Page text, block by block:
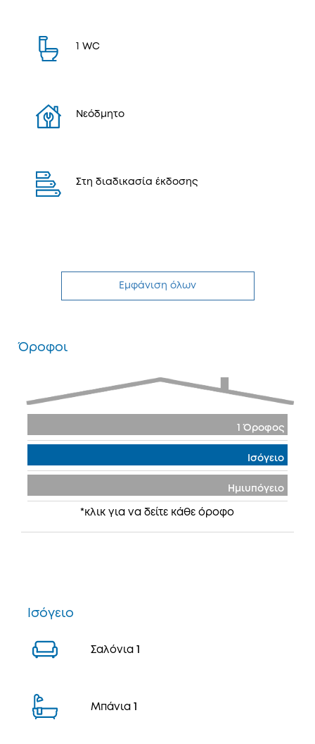
1 WC
Νεόδμητο
Στη διαδικασία έκδοσης
Εμφάνιση όλων
Όροφοι
1 Όροφος
Ισόγειο
Ημιυπόγειο
*κλικ για να δείτε κάθε όροφο
Ισόγειο
Σαλόνια
Μπάνια